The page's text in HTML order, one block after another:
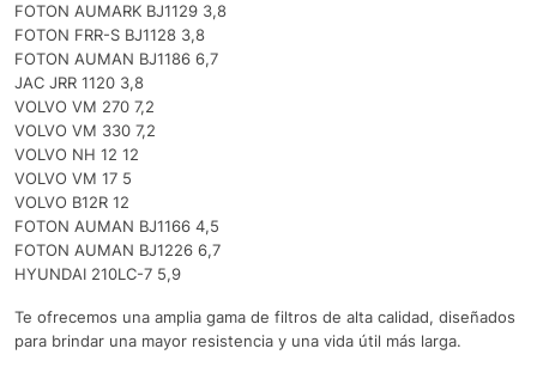
FOTON AUMARK BJ1129 3,8
FOTON FRR-S BJ1128 3,8
FOTON AUMAN BJ1186 6,7
JAC JRR 1120 3,8
VOLVO VM 270 7,2
VOLVO VM 330 7,2
VOLVO NH 12 12
VOLVO VM 17 5
VOLVO B12R 12
FOTON AUMAN BJ1166 4,5
FOTON AUMAN BJ1226 6,7
HYUNDAI 210LC-7 5,9
Te ofrecemos una amplia gama de filtros de alta calidad, diseñados
para brindar una mayor resistencia y una vida útil más larga.